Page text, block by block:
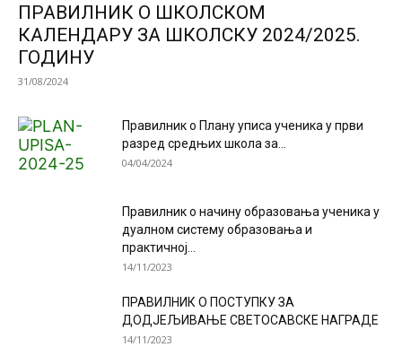
ПРАВИЛНИК О ШКОЛСКОМ
КАЛЕНДАРУ ЗА ШКОЛСКУ 2024/2025.
ГОДИНУ
31/08/2024
Правилник о Плану уписа ученика у први
разред средњих школа за...
04/04/2024
Правилник о начину образовања ученика у
дуалном систему образовања и
практичној...
14/11/2023
ПРАВИЛНИК О ПОСТУПКУ ЗА
ДОДЈЕЉИВАЊЕ СВЕТОСАВСКЕ НАГРАДЕ
14/11/2023